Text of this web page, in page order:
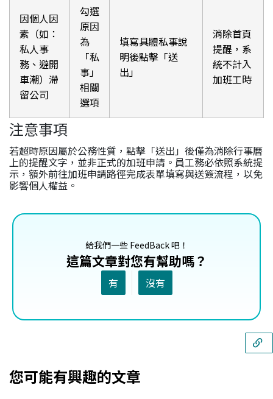
因個人因
素（如：
私人事
務、避開
車潮）滯
留公司
勾選
原因
為
「私
事」
相關
選項
填寫具體私事說
明後點擊「送
出」
消除首頁
提醒，系
統不計入
加班工時
注意事項
若超時原因屬於公務性質，點擊「送出」後僅為消除行事曆
上的提醒文字，並非正式的加班申請。員工務必依照系統提
示，額外前往加班申請路徑完成表單填寫與送簽流程，以免
影響個人權益。
給我們一些 FeedBack 吧！
這篇文章對您有幫助嗎？
有 沒有
您可能有興趣的文章